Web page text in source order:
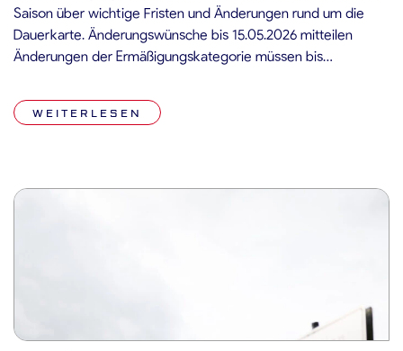
Saison über wichtige Fristen und Änderungen rund um die
Dauerkarte. Änderungswünsche bis 15.05.2026 mitteilen
Änderungen der Ermäßigungskategorie müssen bis
tigers.de gemeldet werden. Dies gilt zum Beispiel für einen
Wechsel von Kind zu Jugend. Maßgeblicher Stichtag ist der
WEITERLESEN